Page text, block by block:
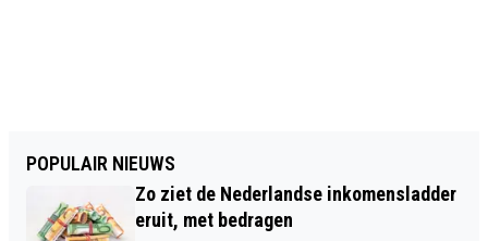
POPULAIR NIEUWS
Zo ziet de Nederlandse inkomensladder
eruit, met bedragen